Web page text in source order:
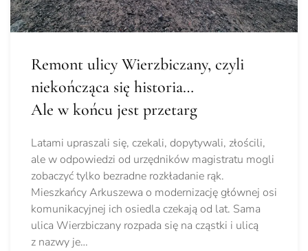
Remont ulicy Wierzbiczany, czyli
niekończąca się historia…
Ale w końcu jest przetarg
Latami upraszali się, czekali, dopytywali, złościli,
ale w odpowiedzi od urzędników magistratu mogli
zobaczyć tylko bezradne rozkładanie rąk.
Mieszkańcy Arkuszewa o modernizację głównej osi
komunikacyjnej ich osiedla czekają od lat. Sama
ulica Wierzbiczany rozpada się na cząstki i ulicą
z nazwy je…